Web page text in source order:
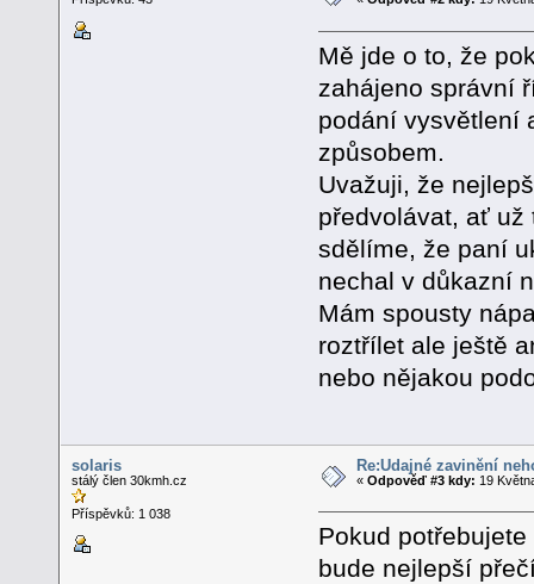
Mě jde o to, že
zahájeno správní
podání vysvětlení
způsobem.
Uvažuji, že
předvolávat, ať už
sdělíme, že paní
nechal v důkazní
Mám spousty
roztřílet ale ještě
nebo nějakou
solaris
stálý člen 30kmh.cz
Příspěvků: 1 038
Re:Údajné zavinění
«Odpověď #3 kdy: 19
Pokud
bude nejlepší